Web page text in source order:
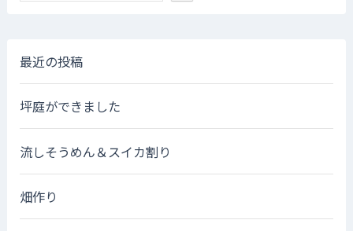
最近の投稿
坪庭ができました
流しそうめん＆スイカ割り
畑作り